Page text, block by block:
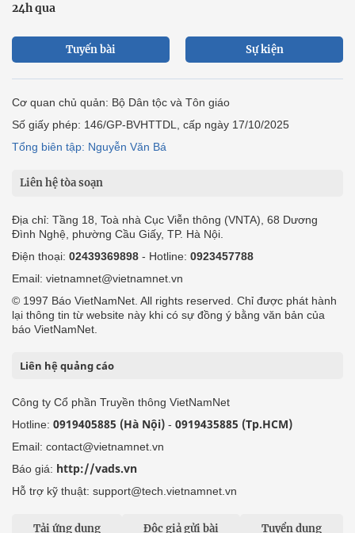
24h qua
Tuyến bài Sự kiện
Cơ quan chủ quản: Bộ Dân tộc và Tôn giáo
Số giấy phép: 146/GP-BVHTTDL, cấp ngày 17/10/2025
Tổng biên tập: Nguyễn Văn Bá
Liên hệ tòa soạn
Địa chỉ: Tầng 18, Toà nhà Cục Viễn thông (VNTA), 68 Dương
Đình Nghệ, phường Cầu Giấy, TP. Hà Nội.
Điện thoại: 02439369898 - Hotline: 0923457788
Email: vietnamnet@vietnamnet.vn
© 1997 Báo VietNamNet. All rights reserved. Chỉ được phát hành
lại thông tin từ website này khi có sự đồng ý bằng văn bản của
báo VietNamNet.
Liên hệ quảng cáo
Công ty Cổ phần Truyền thông VietNamNet
Hotline: 0919405885 (Hà Nội) - 0919435885 (Tp.HCM)
Email: contact@vietnamnet.vn
Báo giá: http://vads.vn
Hỗ trợ kỹ thuật: support@tech.vietnamnet.vn
Tải ứng dụng Độc giả gửi bài Tuyển dụng